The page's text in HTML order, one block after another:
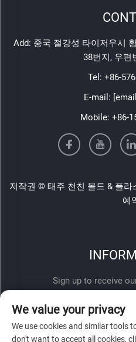
Add: 중국 절강성 타이저우시
38번지, 우편
Tel: +86-
E-mail:
Mobile: +86-
저작권 © 태주 천친 몰드 & 플라
예
Sign up to receive
We value your privacy
We use cookies and similar tools
don't want to accept all cookies,